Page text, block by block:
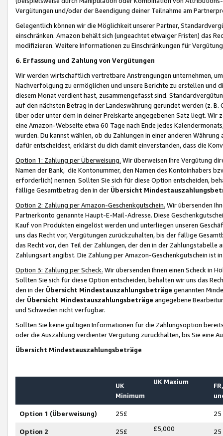
Vergütungen und/oder der Beendigung deiner Teilnahme am
Gelegentlich können wir die Möglichkeit unserer Partner,
einschränken. Amazon behält sich (ungeachtet etwaiger Fristen) das
modifizieren. Weitere Informationen zu Einschränkungen für
6. Erfassung und Zahlung von Vergütungen
Wir werden wirtschaftlich vertretbare Anstrengungen unternehmen,
Nachverfolgung zu ermöglichen und unsere Berichte zu erstellen und
diesem Monat verdient hast, zusammengefasst sind.
auf den nächsten Betrag in der Landeswährung gerundet werden (z.
über oder unter dem in deiner Preiskarte angegebenen Satz liegt.
eine Amazon-Webseite etwa 60 Tage nach Ende jedes
wurden. Du kannst wählen, ob du Zahlungen in einer anderen
dafür entscheidest, erklärst du dich damit einverstanden, dass die
Option 1: Zahlung per Überweisung. Wir überweisen Ihre Vergütung
Namen der Bank, die Kontonummer, den Namen des Kontoinhabers
erforderlich) nennen. Sollten Sie sich für diese Option entscheiden,
fällige Gesamtbetrag den in der Übersicht
Option 2: Zahlung per Amazon-Geschenkgutschein. Wir übersenden
Partnerkonto genannte Haupt-E-Mail-Adresse. Diese
Kauf von Produkten eingelöst werden und unterliegen unseren
uns das Recht vor, Vergütungen zurückzuhalten, bis der fällige
das Recht vor, den Teil der Zahlungen, der den in der
Zahlungsart angibst. Die Zahlung per Amazon-Geschenkgutschein ist
Option 3: Zahlung per Scheck. Wir übersenden Ihnen einen Scheck in
Sollten Sie sich für diese Option entscheiden, behalten wir uns das
den in der Übersicht Mindestauszahlungsbeträge genannten
der Übersicht Mindestauszahlungsbeträge angegebene
und Schweden nicht verfügbar.
Sollten Sie keine gültigen Informationen für die Zahlungsoption
oder die Auszahlung verdienter Vergütung zurückhalten, bis Sie
Übersicht Mindestauszahlungsbeträge
UK
Minimum
UK Maxium
Option 1 (Überweisung) 25£ 25
Option 2
25£ £5,000 25